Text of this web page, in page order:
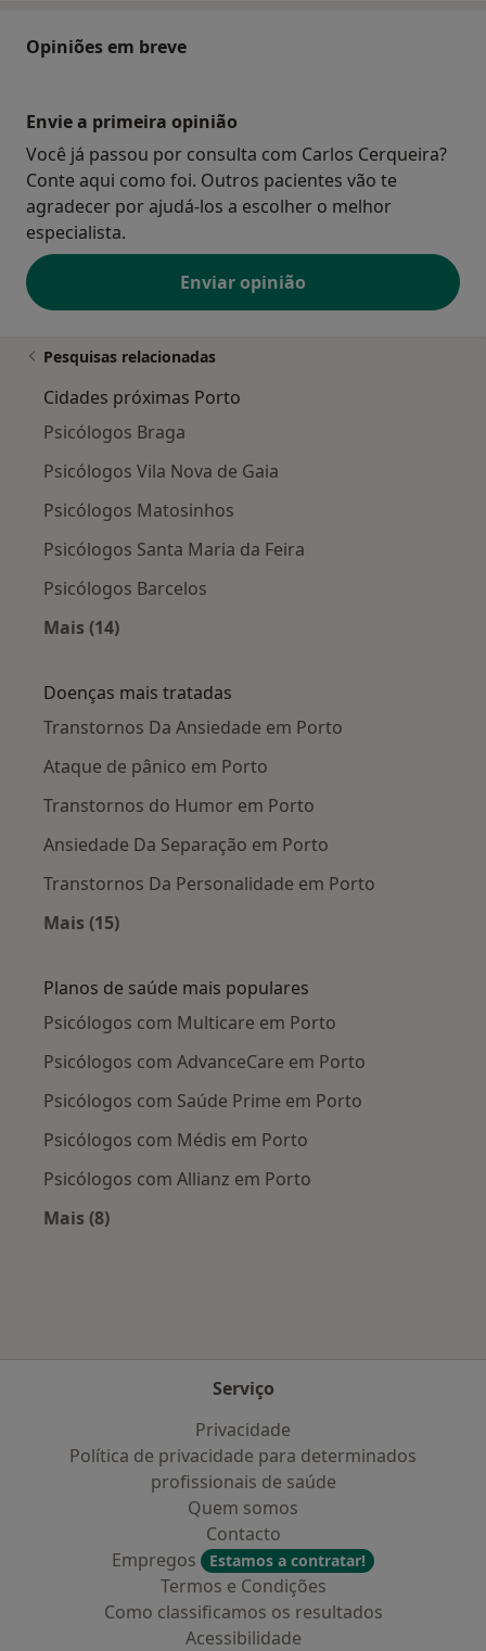
Opiniões em breve
Envie a primeira opinião
Você já passou por consulta com Carlos Cerqueira?
Conte aqui como foi. Outros pacientes vão te
agradecer por ajudá-los a escolher o melhor
especialista.
Enviar opinião
Pesquisas relacionadas
Cidades próximas Porto
Psicólogos Braga
Psicólogos Vila Nova de Gaia
Psicólogos Matosinhos
Psicólogos Santa Maria da Feira
Psicólogos Barcelos
Mais (14)
Doenças mais tratadas
Transtornos Da Ansiedade em Porto
Ataque de pânico em Porto
Transtornos do Humor em Porto
Ansiedade Da Separação em Porto
Transtornos Da Personalidade em Porto
Mais (15)
Planos de saúde mais populares
Psicólogos com Multicare em Porto
Psicólogos com AdvanceCare em Porto
Psicólogos com Saúde Prime em Porto
Psicólogos com Médis em Porto
Psicólogos com Allianz em Porto
Mais (8)
Serviço
Privacidade
Política de privacidade para determinados
profissionais de saúde
Quem somos
Contacto
Empregos
Estamos a contratar!
Termos e Condições
Como classificamos os resultados
Acessibilidade